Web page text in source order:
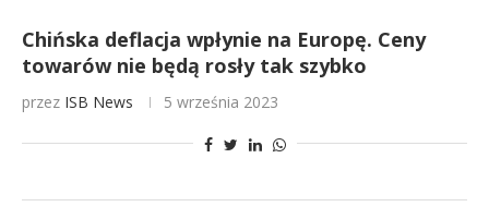
Chińska deflacja wpłynie na Europę. Ceny
towarów nie będą rosły tak szybko
przez ISB News 5 września 2023